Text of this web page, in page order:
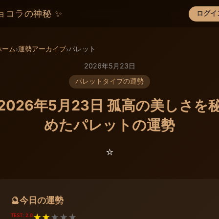
コラの神秘 ✨ ログイ
×
ーム›運勢アーカイブ›パレット
2026年5月23日
パレットタイプの運勢
年5月23日 孤高の美しさを
めたパレットの運勢
⭐️
🔮今日の運勢
TEST: 2.0